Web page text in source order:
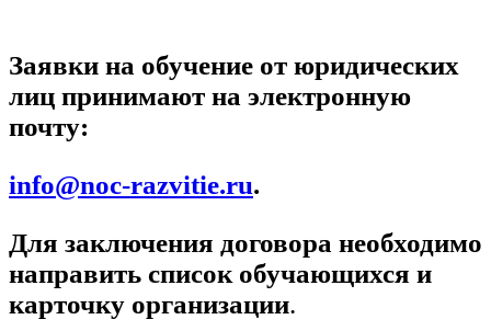
Заявки на обучение от юридических
лиц принимают на электронную
почту:
info@noc-razvitie.ru.
Для заключения договора необходимо
направить список обучающихся и
карточку организации.